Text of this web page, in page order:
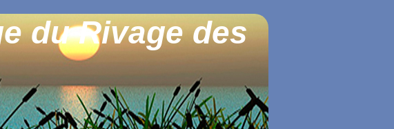
du Rivage des